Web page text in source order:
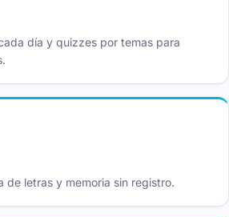
día y quizzes por temas para
de letras y memoria sin registro.